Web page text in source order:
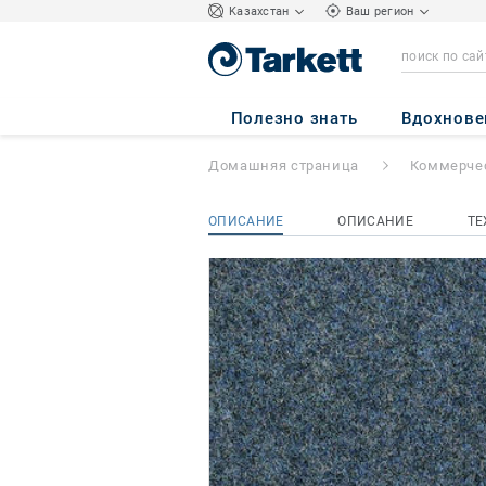
Kазахстан Ваш регион
Полезно знать
Forto - Forto
Домашняя страница
ОПИСАНИЕ ОПИСАНИЕ